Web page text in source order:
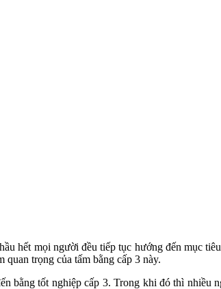
hết mọi người đều tiếp tục hướng đến mục
trọng của tấm bằng cấp 3 này.
bằng tốt nghiệp cấp 3. Trong khi đó thì nhiều